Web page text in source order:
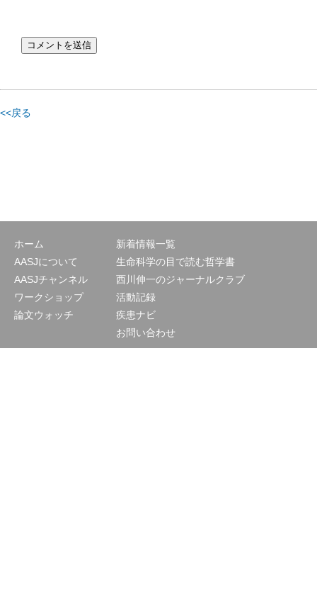
<<戻る
ホーム
AASJについて
AASJチャンネル
ワークショップ
論文ウォッチ
新着情報一覧
生命科学の目で読む哲学書
西川伸一のジャーナルクラブ
活動記録
疾患ナビ
お問い合わせ